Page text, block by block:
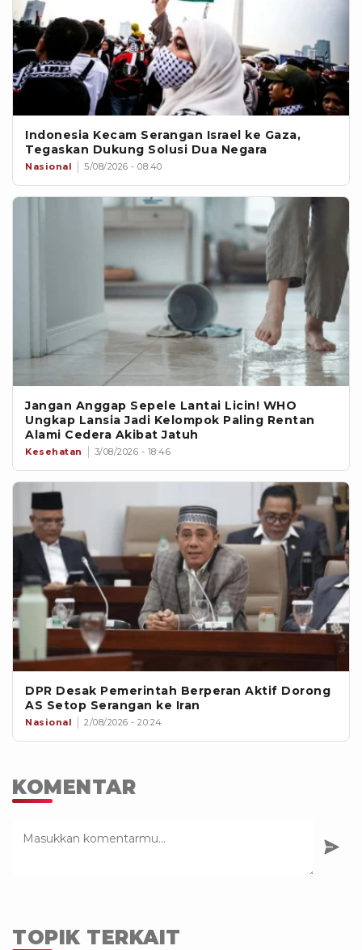
Indonesia Kecam Serangan Israel ke Gaza,
Tegaskan Dukung Solusi Dua Negara
Nasional 5/08/2026 - 08:40
Jangan Anggap Sepele Lantai Licin! WHO
Ungkap Lansia Jadi Kelompok Paling Rentan
Alami Cedera Akibat Jatuh
Kesehatan 3/08/2026 - 18:46
DPR Desak Pemerintah Berperan Aktif Dorong
AS Setop Serangan ke Iran
Nasional 2/08/2026 - 20:24
KOMENTAR
TOPIK TERKAIT